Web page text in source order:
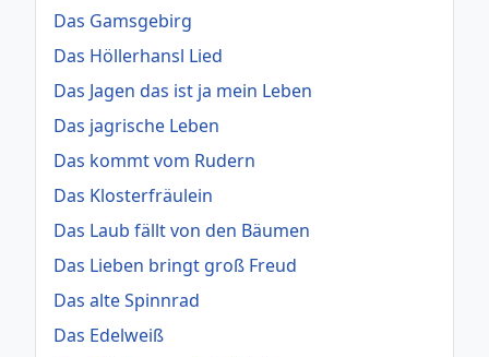
Das Gamsgebirg
Das Höllerhansl Lied
Das Jagen das ist ja mein Leben
Das jagrische Leben
Das kommt vom Rudern
Das Klosterfräulein
Das Laub fällt von den Bäumen
Das Lieben bringt groß Freud
Das alte Spinnrad
Das Edelweiß